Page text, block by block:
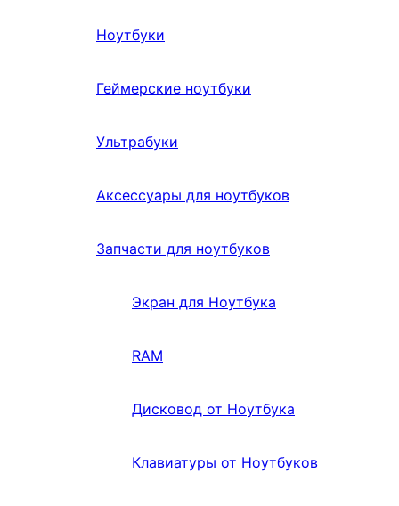
Ноутбуки
Геймерские ноутбуки
Ультрабуки
Аксессуары для ноутбуков
Запчасти для ноутбуков
Экран для Ноутбука
RAM
Дисковод от Ноутбука
Клавиатуры от Ноутбуков